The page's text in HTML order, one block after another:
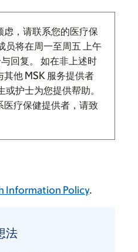
虑，请联系您的医疗保
员将在周一至周五 上午
回复。
如在非上述时
他 MSK 服务提供者
护士为您提供帮助。
医疗保健提供者，请致
Information Policy.
法